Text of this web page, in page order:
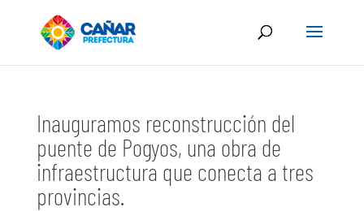
Inauguramos reconstrucción del
puente de Pogyos, una obra de
infraestructura que conecta a tres
provincias.